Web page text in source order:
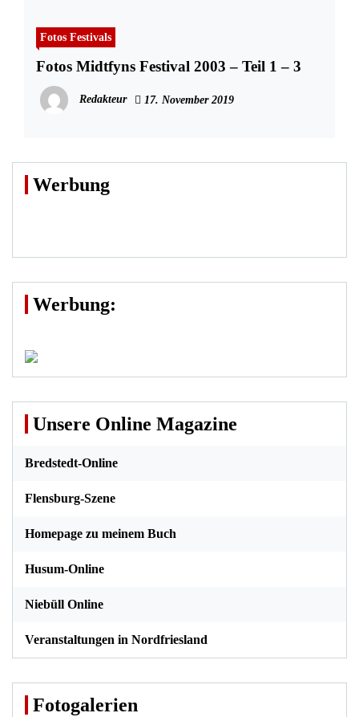
Fotos Festivals
Fotos Midtfyns Festival 2003 – Teil 1 – 3
Redakteur 17. November 2019
Werbung
Werbung:
Unsere Online Magazine
Bredstedt-Online
Flensburg-Szene
Homepage zu meinem Buch
Husum-Online
Niebüll Online
Veranstaltungen in Nordfriesland
Fotogalerien